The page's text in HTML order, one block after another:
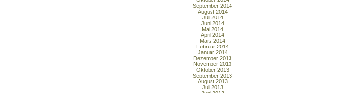
September 2014
August 2014
Juli 2014
Juni 2014
Mai 2014
April 2014
März 2014
Februar 2014
Januar 2014
Dezember 2013
November 2013
Oktober 2013
September 2013
August 2013
Juli 2013